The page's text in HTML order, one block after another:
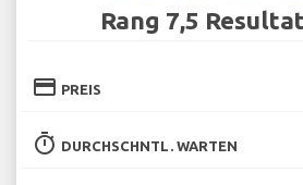
Rang 7,5
credit_card PREIS
timer DURCHSCHNTL. WARTEN